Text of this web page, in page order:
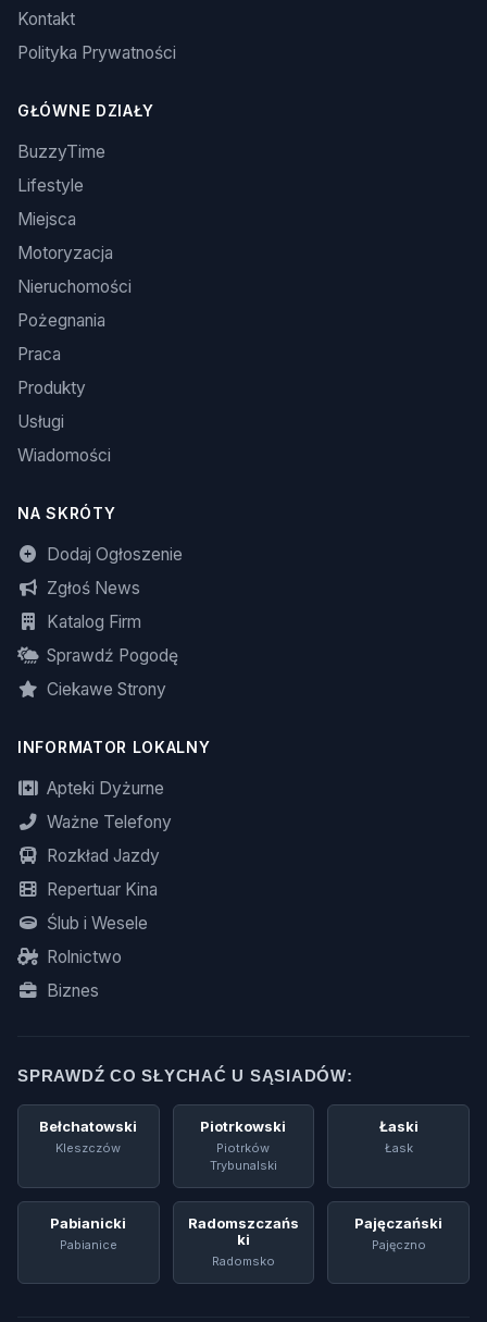
Kontakt
Polityka Prywatności
GŁÓWNE DZIAŁY
BuzzyTime
Lifestyle
Miejsca
Motoryzacja
Nieruchomości
Pożegnania
Praca
Produkty
Usługi
Wiadomości
NA SKRÓTY
Dodaj Ogłoszenie
Zgłoś News
Katalog Firm
Sprawdź Pogodę
Ciekawe Strony
INFORMATOR LOKALNY
Apteki Dyżurne
Ważne Telefony
Rozkład Jazdy
Repertuar Kina
Ślub i Wesele
Rolnictwo
Biznes
SPRAWDŹ CO SŁYCHAĆ U SĄSIADÓW:
Bełchatowski
Kleszczów
Piotrkowski
Piotrków
Trybunalski
Łaski
Łask
Pabianicki
Pabianice
Radomszczańs
Ki
Radomsko
Pajęczański
Pajęczno